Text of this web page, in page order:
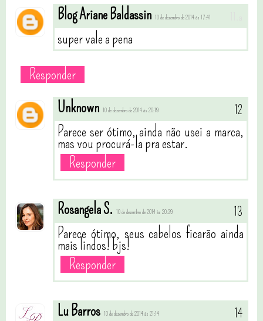
Blog Ariane Baldassin 10 de dezembro de 2014 às 17:41
super vale a pena
Responder
Unknown 10 de dezembro de 2014 às 20:19
Parece ser ótimo, ainda não usei a marca,
mas vou procurá-la pra estar.
Responder
Rosangela S. 10 de dezembro de 2014 às 20:39
Parece ótimo, seus cabelos ficarão ainda
mais lindos! bjs!
Responder
Lu Barros 10 de dezembro de 2014 às 21:14